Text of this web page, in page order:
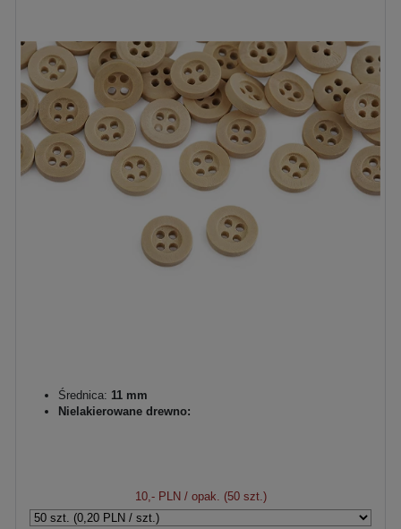
Średnica: 11 mm
Nielakierowane drewno:
10,- PLN / opak. (50 szt.)